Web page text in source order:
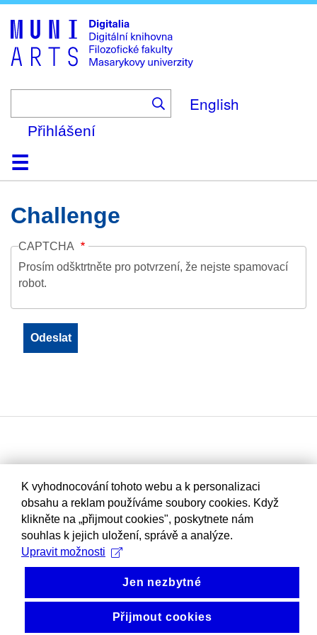
to
main
content
English
Přihlášení
DomůKolekce
Prohlížení
Vyhledávání
O platformě
Nápověda
KontaktDigitalia
Challenge
CAPTCHA
Prosím odšktrtněte pro potvrzení, že nejste spamovací
robot.
K vyhodnocování tohoto webu a k personalizaci
obsahu a reklam používáme soubory cookies. Když
klikněte na „přijmout cookies", poskytnete nám
souhlas k jejich uložení, správě a analýze.
Upravit možnosti
Jen nezbytné
Přijmout cookies